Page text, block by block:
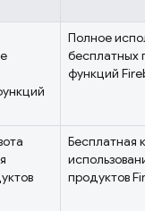
Полное
бесплатных
функций
Бесплатная
продуктов